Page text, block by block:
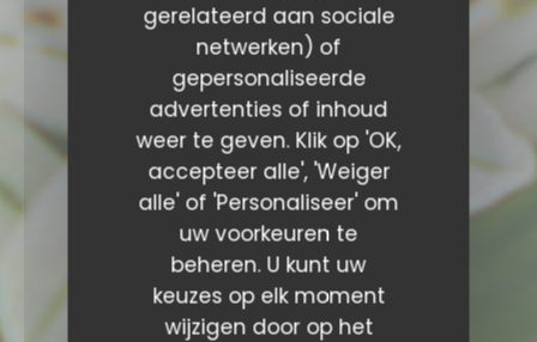
gerelateerd aan sociale
netwerken) of
gepersonaliseerde
advertenties of inhoud
weer te geven. Klik op 'OK,
accepteer alle', 'Weiger
alle' of 'Personaliseer' om
uw voorkeuren te
beheren. U kunt uw
keuzes op elk moment
wijzigen door op het